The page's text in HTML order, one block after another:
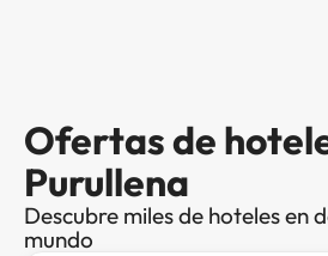
Ofertas de
Purullena
Descubre miles de hoteles en
mundo